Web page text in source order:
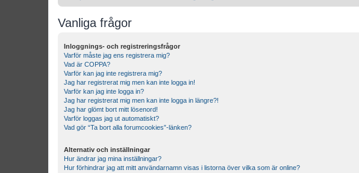
Vanliga frågor
Inloggnings- och registreringsfrågor
Varför måste jag ens registrera mig?
Vad är COPPA?
Varför kan jag inte registrera mig?
Jag har registrerat mig men kan inte logga in!
Varför kan jag inte logga in?
Jag har registrerat mig men kan inte logga in längre?!
Jag har glömt bort mitt lösenord!
Varför loggas jag ut automatiskt?
Vad gör “Ta bort alla forumcookies”-länken?
Alternativ och inställningar
Hur ändrar jag mina inställningar?
Hur förhindrar jag att mitt användarnamn visas i listorna över vilka som är online?